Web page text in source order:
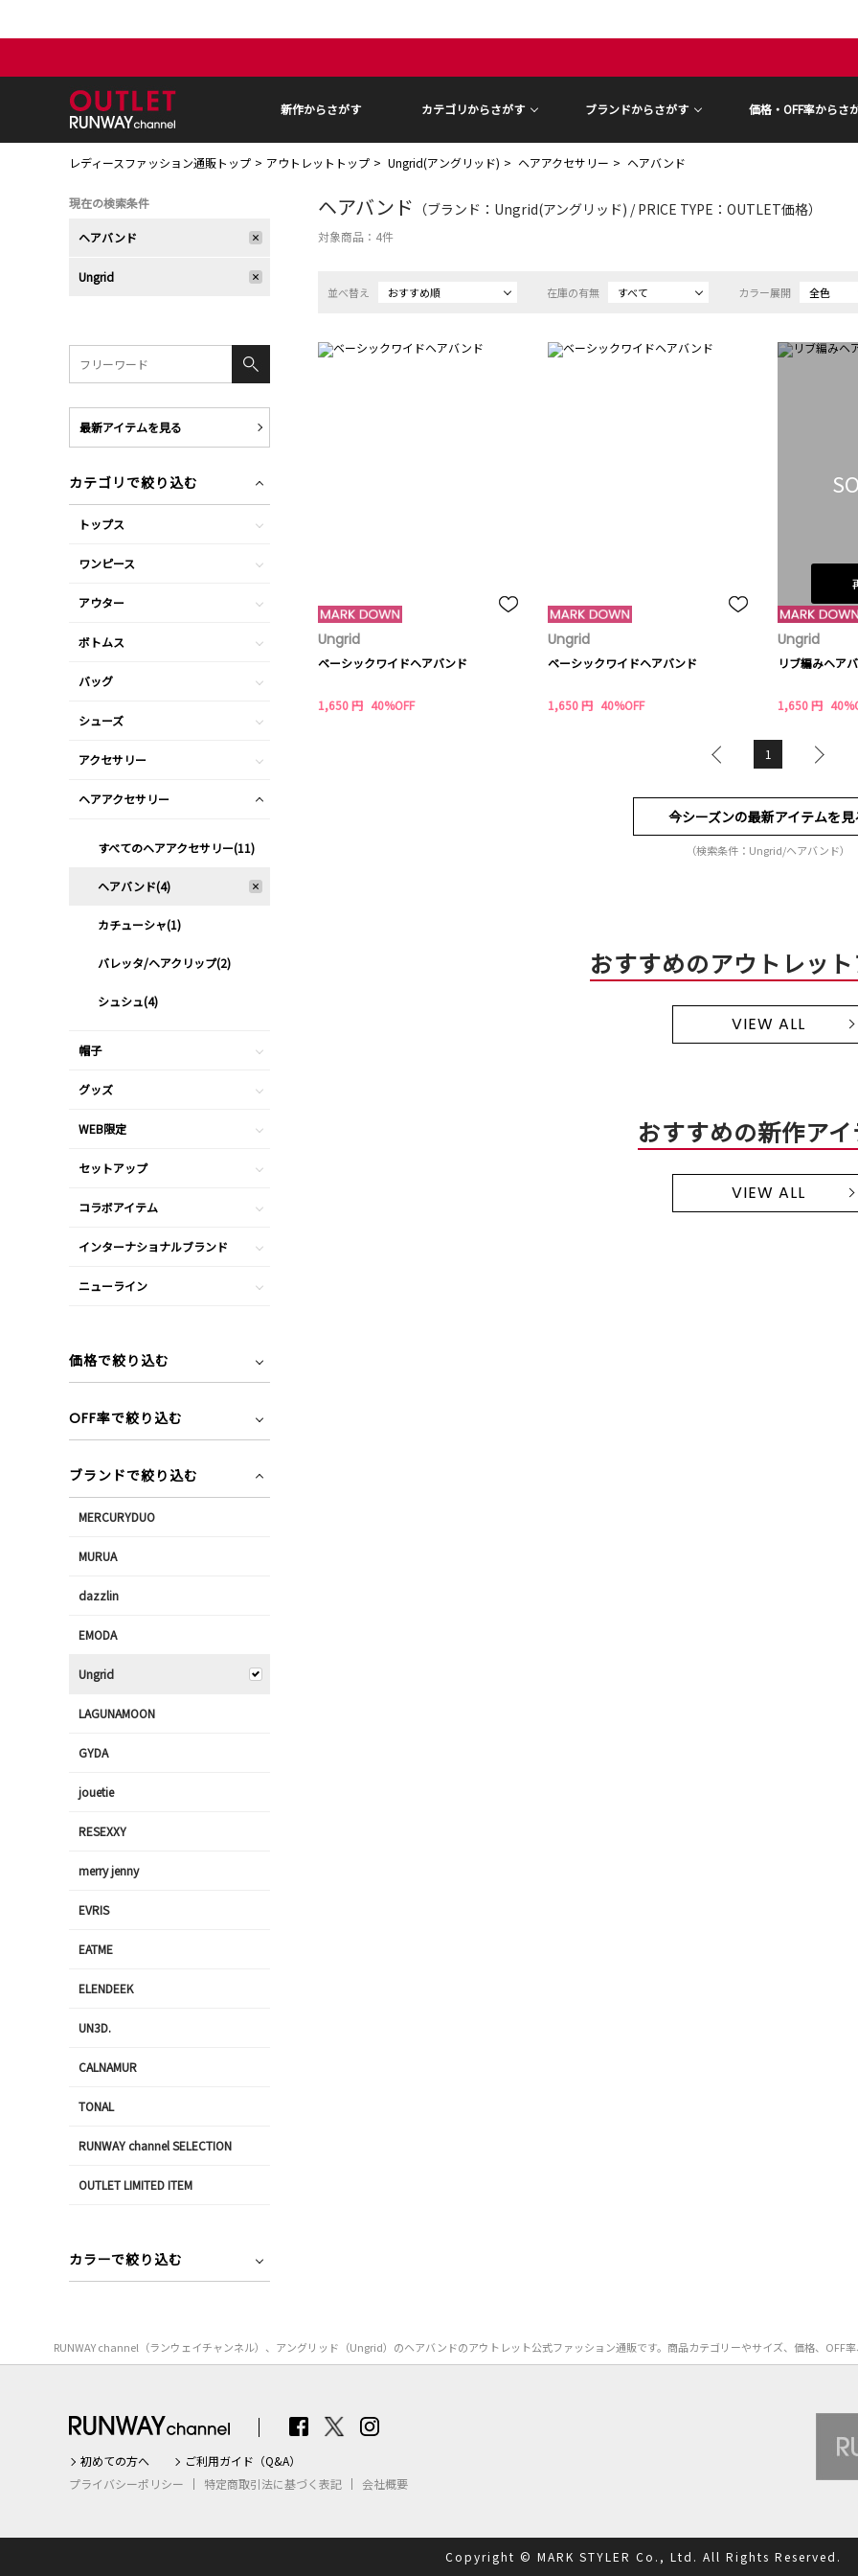
新作からさがす カテゴリからさがす ブランドからさがす 価格・OFF率からさ
レディースファッション通販トップ アウトレットトップ Ungrid(アングリッド) ヘアアクセサリー ヘアバンド
ヘアバンド （ブランド：Ungrid(アングリッド) / PRICE TYPE：OUTLET価格）
対象商品： 4件
並べ替え おすすめ順 在庫の有無 すべて カラー展開 全色
Ungrid
ベーシックワイドヘアバンド
1,650 円 40%OFF
Ungrid
ベーシックワイドヘアバンド
1,650 円 40%OFF
Ungrid
リブ編みヘア
1,650 円
1
今シーズンの最新アイテムを見
（検索条件：Ungrid/ヘアバンド）
おすすめのアウトレッ
VIEW ALL
おすすめの新作ア
VIEW ALL
現在の検索条件
ヘアバンド
Ungrid
最新アイテムを見る
カテゴリで絞り込む
トップス
ワンピース
アウター
ボトムス
バッグ
シューズ
アクセサリー
ヘアアクセサリー
すべてのヘアアクセサリー(11)
ヘアバンド(4)
カチューシャ(1)
バレッタ/ヘアクリップ(2)
シュシュ(4)
帽子
グッズ
WEB限定
セットアップ
コラボアイテム
インターナショナルブランド
ニューライン
価格で絞り込む
OFF率で絞り込む
ブランドで絞り込む
MERCURYDUO
MURUA
dazzlin
EMODA
Ungrid
LAGUNAMOON
GYDA
jouetie
RESEXXY
merry jenny
EVRIS
EATME
ELENDEEK
UN3D.
CALNAMUR
TONAL
RUNWAY channel SELECTION
OUTLET LIMITED ITEM
カラーで絞り込む
RUNWAY channel（ランウェイチャンネル）、アングリッド（Ungrid）のヘアバンドのアウトレット公式ファッション通販です。商品カテゴリーやサイズ、価格、OFF
初めての方へ
ご利用ガイド（Q&A）
プライバシーポリシー
特定商取引法に基づく表記 会社概要
Copyright © MARK STYLER Co., Ltd. All Rights Reserved.